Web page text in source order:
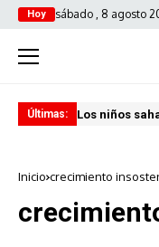
Hoy sábado , 8 agosto
Últimas: Los niños
Inicio crecimiento